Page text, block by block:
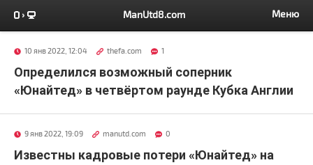
ManUtd8.com Меню
10 янв 2022, 12:04 thefa.com 1
Определился возможный соперник
«Юнайтед» в четвёртом раунде Кубка Англии
9 янв 2022, 19:09 manutd.com 0
Известны кадровые потери «Юнайтед» на